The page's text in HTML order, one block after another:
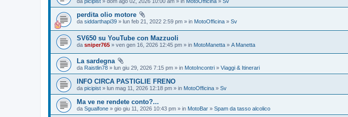
perdita olio motore
da siddarthapi39 » lun feb 21, 2022 2:59 pm » in MotoOfficina » Sv
SV650 su YouTube con Mazzuoli
da sniper765 » ven gen 16, 2026 12:45 pm » in MotoManetta » A Manetta
La sardegna
da Raistlin78 » lun giu 29, 2026 7:15 pm » in MotoIncontri » Viaggi & Itinerari
INFO CIRCA PASTIGLIE FRENO
da picipist » lun mag 11, 2026 12:18 pm » in MotoOfficina » Sv
Ma ve ne rendete conto?...
da Sgualfone » gio giu 11, 2026 10:43 pm » in MotoBar » Spam da tasso alcolico